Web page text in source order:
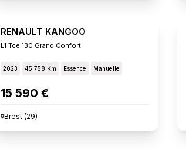
RENAULT KANGOO
L1 Tce 130 Grand Confort
2023 45 758 Km Essence Manuelle
15 590 €
Brest(29)